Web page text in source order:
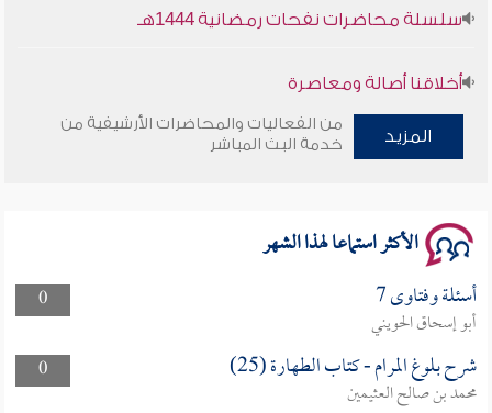
سلسلة محاضرات نفحات رمضانية 1444هـ
أخلاقنا أصالة ومعاصرة
وأمنهم من خوف 9
المزيد
من الفعاليات والمحاضرات الأرشيفية من
خدمة البث المباشر
الأكثر استماعا لهذا الشهر
0 أسئلة وفتاوى 7
أبو إسحاق الحويني
0
شرح بلوغ المرام - كتاب الطهارة (25)
محمد بن صالح العثيمين